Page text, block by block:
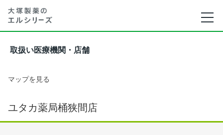
取扱い医療機関・店舗
マップを見る
ユタカ薬局桶狭間店